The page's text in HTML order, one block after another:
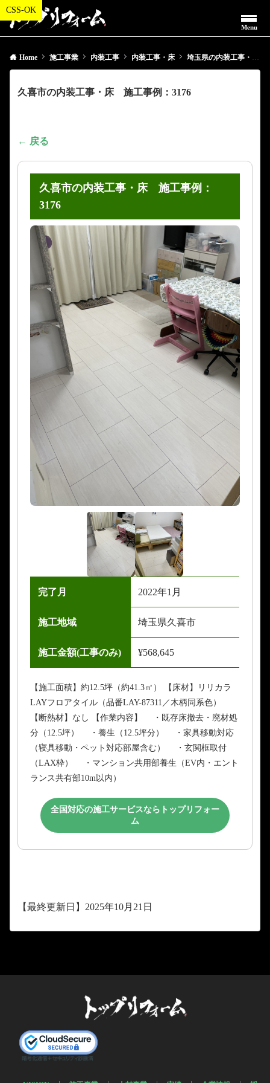
Menu
Home 施工事業 内装工事 内装工事・床 埼玉県の内装工事・床
久喜市の内装工事・床 施工事例：3176
← 戻る
久喜市の内装工事・床 施工事例：
3176
完了月 2022年1月
施工地域 埼玉県久喜市
施工金額(工事のみ) ¥568,645
【施工面積】約12.5坪（約41.3㎡） 【床材】リリカラ
LAYフロアタイル（品番LAY-87311／木柄同系色）
【断熱材】なし 【作業内容】 ・既存床撤去・廃材処
分（12.5坪） ・養生（12.5坪分） ・家具移動対応
（寝具移動・ペット対応部屋含む） ・玄関框取付
（LAX枠） ・マンション共用部養生（EV内・エント
ランス共有部10m以内）
全国対応の施工サービスならトップリフォー
ム
【最終更新日】2025年10月21日